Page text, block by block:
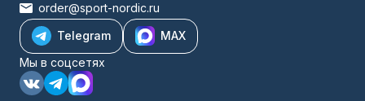
order@sport-nordic.ru
Telegram
MAX
Мы в соцсетях